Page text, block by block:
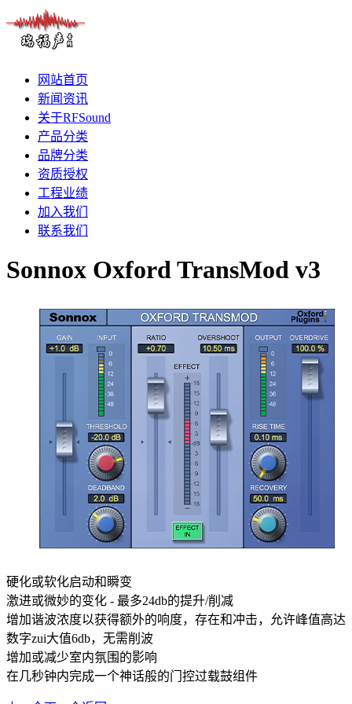
网站首页
新闻资讯
关于RFSound
产品分类
品牌分类
资质授权
工程业绩
加入我们
联系我们
Sonnox Oxford TransMod v3
硬化或软化启动和瞬变
激进或微妙的变化 - 最多24db的提升/削减
增加谐波浓度以获得额外的响度，存在和冲击，允许峰值高达
数字zui大值6db，无需削波
增加或减少室内氛围的影响
在几秒钟内完成一个神话般的门控过载鼓组件